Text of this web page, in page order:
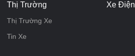
Thị Trường
Thị Trường Xe
Tin Xe
Xe Điện